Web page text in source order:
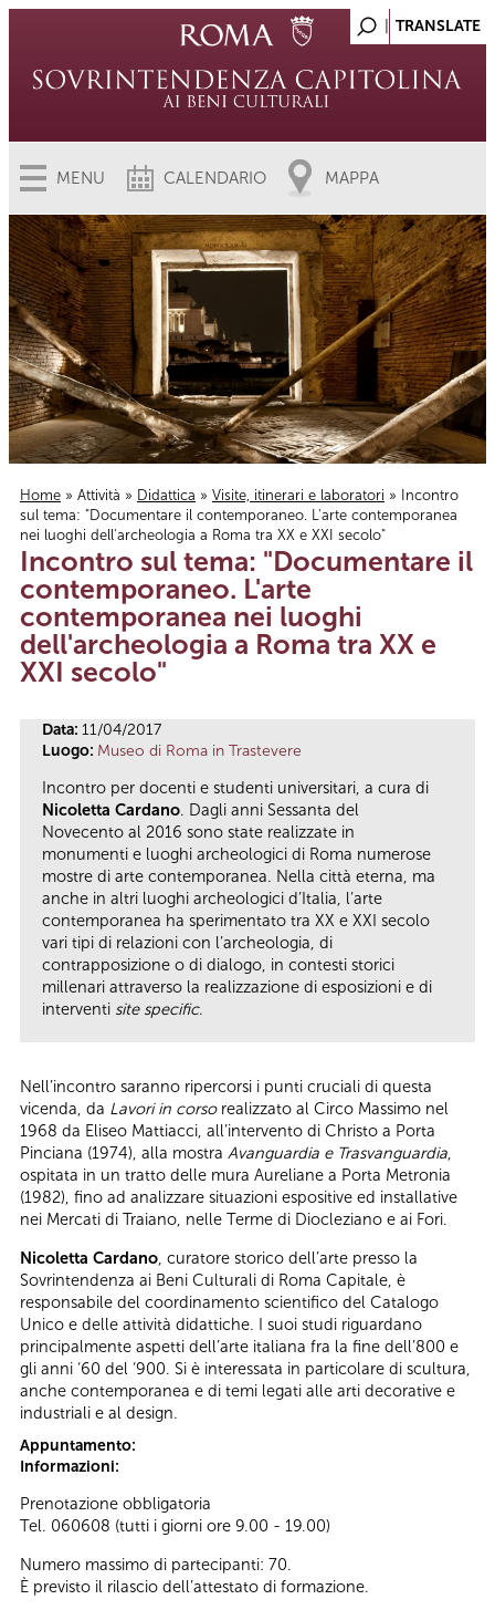
MENU CALENDARIO MAPPA
Tu sei qui
Home » Attività » Didattica » Visite, itinerari e laboratori » Incontro
sul tema: "Documentare il contemporaneo. L'arte contemporanea
nei luoghi dell'archeologia a Roma tra XX e XXI secolo"
Incontro sul tema: "Documentare il
contemporaneo. L'arte
contemporanea nei luoghi
dell'archeologia a Roma tra XX e
XXI secolo"
Data: 11/04/2017
Luogo: Museo di Roma in Trastevere
Incontro per docenti e studenti universitari, a cura di
Nicoletta Cardano. Dagli anni Sessanta del
Novecento al 2016 sono state realizzate in
monumenti e luoghi archeologici di Roma numerose
mostre di arte contemporanea. Nella città eterna, ma
anche in altri luoghi archeologici d’Italia, l’arte
contemporanea ha sperimentato tra XX e XXI secolo
vari tipi di relazioni con l’archeologia, di
contrapposizione o di dialogo, in contesti storici
millenari attraverso la realizzazione di esposizioni e di
interventi site specific.
Nell’incontro saranno ripercorsi i punti cruciali di questa
vicenda, da Lavori in corsorealizzato al Circo Massimo nel
1968 da Eliseo Mattiacci, all’intervento di Christo a Porta
Pinciana (1974), alla mostra Avanguardia e Trasvanguardia,
ospitata in un tratto delle mura Aureliane a Porta Metronia
(1982), fino ad analizzare situazioni espositive ed installative
nei Mercati di Traiano, nelle Terme di Diocleziano e ai Fori.
Nicoletta Cardano , curatore storico dell’arte presso la
Sovrintendenza ai Beni Culturali di Roma Capitale, è
responsabile del coordinamento scientifico del Catalogo
Unico e delle attività didattiche. I suoi studi riguardano
principalmente aspetti dell’arte italiana fra la fine dell’800 e
gli anni ‘60 del ‘900. Si è interessata in particolare di scultura,
anche contemporanea e di temi legati alle arti decorative e
industriali e al design.
Appuntamento:
Informazioni:
Prenotazione obbligatoria
Tel. 060608 (tutti i giorni ore 9.00 - 19.00)
Numero massimo di partecipanti: 70.
È previsto il rilascio dell’attestato di formazione.